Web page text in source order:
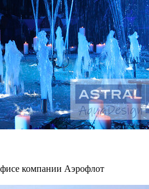
компании Аэрофлот